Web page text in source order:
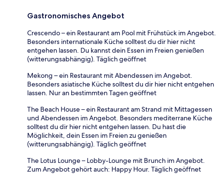
Gastronomisches Angebot
Crescendo – ein Restaurant am Pool mit Frühstück im Angebot.
Besonders internationale Küche solltest du dir hier nicht
entgehen lassen. Du kannst dein Essen im Freien genießen
(witterungsabhängig). Täglich geöffnet
Mekong – ein Restaurant mit Abendessen im Angebot.
Besonders asiatische Küche solltest du dir hier nicht entgehen
lassen. Nur an bestimmten Tagen geöffnet
The Beach House – ein Restaurant am Strand mit Mittagessen
und Abendessen im Angebot. Besonders mediterrane Küche
solltest du dir hier nicht entgehen lassen. Du hast die
Möglichkeit, dein Essen im Freien zu genießen
(witterungsabhängig). Täglich geöffnet
The Lotus Lounge – Lobby-Lounge mit Brunch im Angebot.
Zum Angebot gehört auch: Happy Hour. Täglich geöffnet